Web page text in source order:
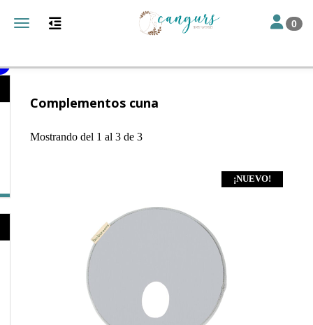
Toggle navigation Toggle
0
Complementos cuna
Mostrando del 1 al 3 de 3
¡NUEVO!